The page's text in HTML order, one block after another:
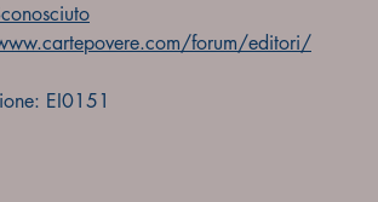
forum/editori/
EI0151